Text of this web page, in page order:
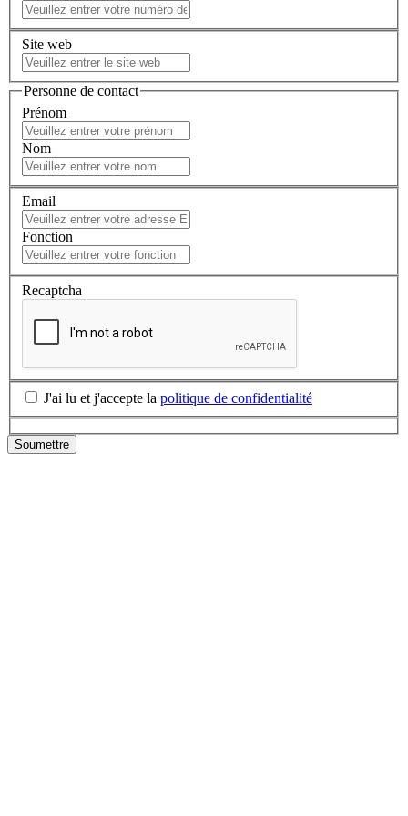
Site web
Personne de contact
Prénom
Nom
Email
Fonction
Recaptcha
J'ai lu et j'accepte la politique de confidentialité